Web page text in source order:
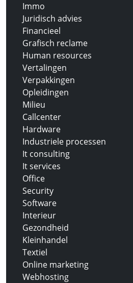
Immo
Juridisch advies
Financieel
Grafisch reclame
Human resources
Vertalingen
Verpakkingen
Opleidingen
Milieu
Callcenter
Hardware
Industriele processen
It consulting
It services
Office
Security
Software
Interieur
Gezondheid
Kleinhandel
Textiel
Online marketing
Webhosting